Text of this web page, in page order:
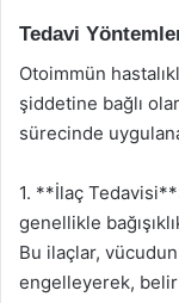
Tedavi
Otoimmün
şiddetine bağlı
sürecinde
1. **İlaç
genellikle
Bu ilaçlar, vücudun
engelleyerek,